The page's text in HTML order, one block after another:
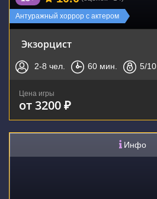
Новинка
Антуражный хоррор с актером
Экзорцист
2-8 чел. 60 мин. 5/10
Цена игры
от 3200 ₽
Инфо